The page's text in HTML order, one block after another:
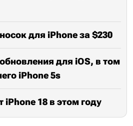
для iPhone за $230
для iOS, в том
iPhone 5s
iPhone 18 в этом году